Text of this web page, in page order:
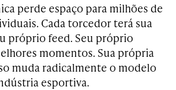
perde espaço para milhões de
Cada torcedor terá sua
próprio feed. Seu próprio
momentos. Sua própria
muda radicalmente o modelo
esportiva.